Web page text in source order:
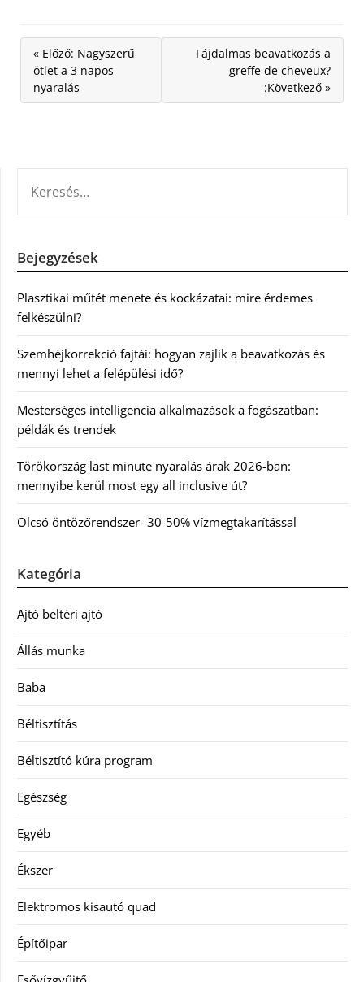
« Előző: Nagyszerű
ötlet a 3 napos
nyaralás
Fájdalmas beavatkozás a
greffe de cheveux?
:Következő »
Bejegyzések
Plasztikai műtét menete és kockázatai: mire érdemes
felkészülni?
Szemhéjkorrekció fajtái: hogyan zajlik a beavatkozás és
mennyi lehet a felépülési idő?
Mesterséges intelligencia alkalmazások a fogászatban:
példák és trendek
Törökország last minute nyaralás árak 2026-ban:
mennyibe kerül most egy all inclusive út?
Olcsó öntözőrendszer- 30-50% vízmegtakarítással
Kategória
Ajtó beltéri ajtó
Állás munka
Baba
Béltisztítás
Béltisztító kúra program
Egészség
Egyéb
Ékszer
Elektromos kisautó quad
Építőipar